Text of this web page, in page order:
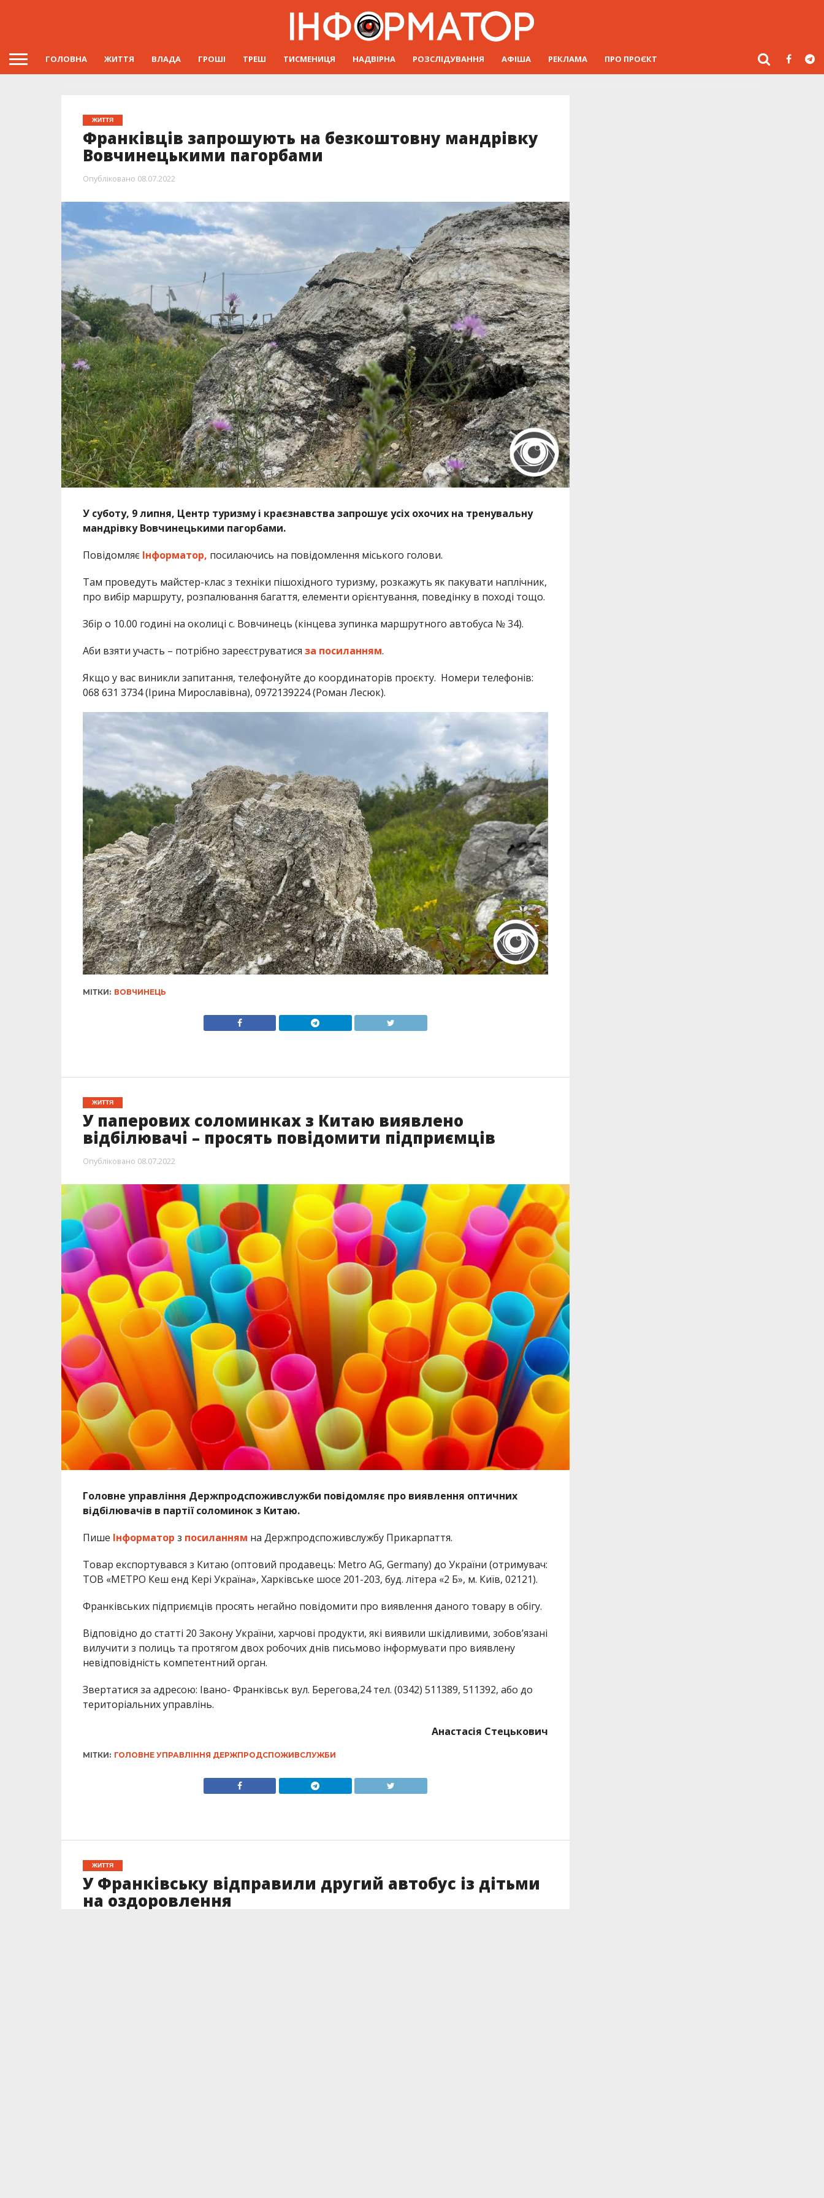
ГОЛОВНА ЖИТТЯ ВЛАДА ГРОШІ ТРЕШ ТИСМЕНИЦЯ НАДВІРНА РОЗСЛІДУВАННЯ АФІША РЕКЛАМА ПРО ПРОЄКТ
ЖИТТЯ
Франківців запрошують на безкоштовну мандрівку
Вовчинецькими пагорбами
Опубліковано 08.07.2022
У суботу, 9 липня, Центр туризму і краєзнавства запрошує усіх охочих на тренувальну
мандрівку Вовчинецькими пагорбами.
Повідомляє Інформатор, посилаючись на повідомлення міського голови.
Там проведуть майстер-клас з техніки пішохідного туризму, розкажуть як пакувати наплічник,
про вибір маршруту, розпалювання багаття, елементи орієнтування, поведінку в поході тощо.
Збір о 10.00 годині на околиці с. Вовчинець (кінцева зупинка маршрутного автобуса № 34).
Аби взяти участь – потрібно зареєструватися за посиланням.
Якщо у вас виникли запитання, телефонуйте до координаторів проєкту. Номери телефонів:
068 631 3734 (Ірина Мирославівна), 0972139224 (Роман Лесюк).
МІТКИ: ВОВЧИНЕЦЬ
ЖИТТЯ
У паперових соломинках з Китаю виявлено
відбілювачі – просять повідомити підприємців
Опубліковано 08.07.2022
Головне управління Держпродспоживслужби повідомляє про виявлення оптичних
відбілювачів в партії соломинок з Китаю.
Пише Інформатор з посиланням на Держпродспоживслужбу Прикарпаття.
Товар експортувався з Китаю (оптовий продавець: Metro AG, Germany) до України (отримувач:
ТОВ «МЕТРО Кеш енд Кері Україна», Харківське шосе 201-203, буд. літера «2 Б», м. Київ, 02121).
Франківських підприємців просять негайно повідомити про виявлення даного товару в обігу.
Відповідно до статті 20 Закону України, харчові продукти, які виявили шкідливими, зобов’язані
вилучити з полиць та протягом двох робочих днів письмово інформувати про виявлену
невідповідність компетентний орган.
Звертатися за адресою: Івано- Франківськ вул. Берегова,24 тел. (0342) 511389, 511392, або до
територіальних управлінь.
Анастасія Стецькович
МІТКИ: ГОЛОВНЕ УПРАВЛІННЯ ДЕРЖПРОДСПОЖИВСЛУЖБИ
ЖИТТЯ
У Франківську відправили другий автобус із дітьми
на оздоровлення